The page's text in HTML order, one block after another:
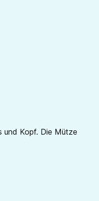
und Kopf. Die Mütze